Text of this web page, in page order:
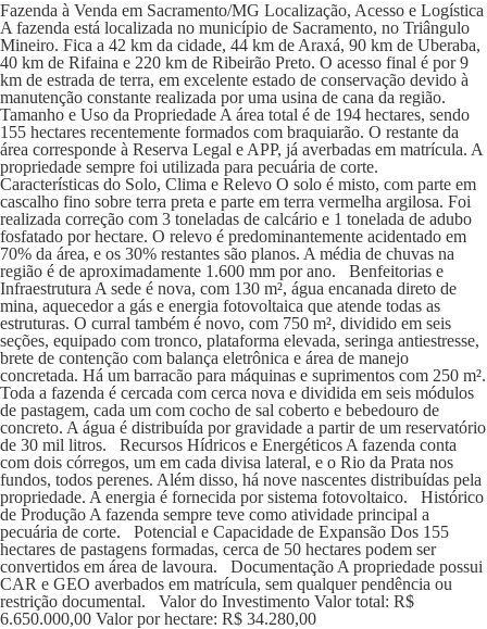
Fazenda à Venda em Sacramento/MG Localização, Acesso e Logística
A fazenda está localizada no município de Sacramento, no Triângulo
Mineiro. Fica a 42 km da cidade, 44 km de Araxá, 90 km de Uberaba,
40 km de Rifaina e 220 km de Ribeirão Preto. O acesso final é por 9
km de estrada de terra, em excelente estado de conservação devido à
manutenção constante realizada por uma usina de cana da região.
Tamanho e Uso da Propriedade A área total é de 194 hectares, sendo
155 hectares recentemente formados com braquiarão. O restante da
área corresponde à Reserva Legal e APP, já averbadas em matrícula. A
propriedade sempre foi utilizada para pecuária de corte.
Características do Solo, Clima e Relevo O solo é misto, com parte em
cascalho fino sobre terra preta e parte em terra vermelha argilosa. Foi
realizada correção com 3 toneladas de calcário e 1 tonelada de adubo
fosfatado por hectare. O relevo é predominantemente acidentado em
70% da área, e os 30% restantes são planos. A média de chuvas na
região é de aproximadamente 1.600 mm por ano. Benfeitorias e
Infraestrutura A sede é nova, com 130 m², água encanada direto de
mina, aquecedor a gás e energia fotovoltaica que atende todas as
estruturas. O curral também é novo, com 750 m², dividido em seis
seções, equipado com tronco, plataforma elevada, seringa antiestresse,
brete de contenção com balança eletrônica e área de manejo
concretada. Há um barracão para máquinas e suprimentos com 250 m².
Toda a fazenda é cercada com cerca nova e dividida em seis módulos
de pastagem, cada um com cocho de sal coberto e bebedouro de
concreto. A água é distribuída por gravidade a partir de um reservatório
de 30 mil litros. Recursos Hídricos e Energéticos A fazenda conta
com dois córregos, um em cada divisa lateral, e o Rio da Prata nos
fundos, todos perenes. Além disso, há nove nascentes distribuídas pela
propriedade. A energia é fornecida por sistema fotovoltaico. Histórico
de Produção A fazenda sempre teve como atividade principal a
pecuária de corte. Potencial e Capacidade de Expansão Dos 155
hectares de pastagens formadas, cerca de 50 hectares podem ser
convertidos em área de lavoura. Documentação A propriedade possui
CAR e GEO averbados em matrícula, sem qualquer pendência ou
restrição documental. Valor do Investimento Valor total: R$
6.650.000,00 Valor por hectare: R$ 34.280,00